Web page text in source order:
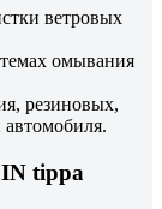
ветровых
омывания
резиновых,
автомобиля.
tippa